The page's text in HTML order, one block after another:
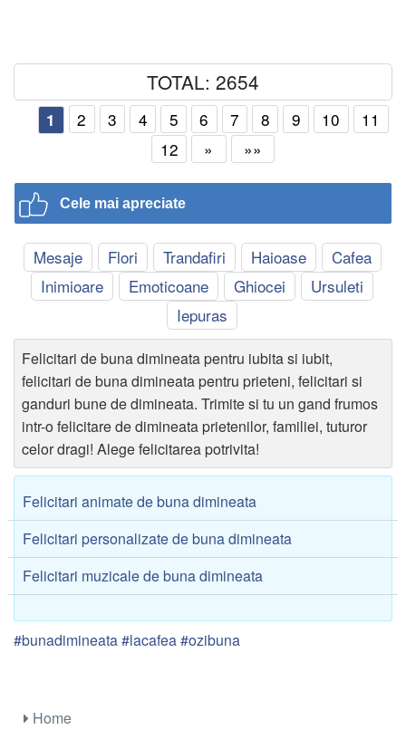
TOTAL: 2654
1 2 3 4 5 6 7 8 9 10
11
12
» »»
Cele mai apreciate
Mesaje Flori Trandafiri Haioase
Cafea
Inimioare
Emoticoane Ghiocei
Ursuleti
Iepuras
Felicitari de buna dimineata pentru iubita si iubit,
felicitari de buna dimineata pentru prieteni, felicitari si
ganduri bune de dimineata. Trimite si tu un gand frumos
intr-o felicitare de dimineata prietenilor, familiei, tuturor
celor dragi! Alege felicitarea potrivita!
Felicitari animate de buna dimineata
Felicitari personalizate de buna dimineata
Felicitari muzicale de buna dimineata
#bunadimineata #lacafea #ozibuna
Home